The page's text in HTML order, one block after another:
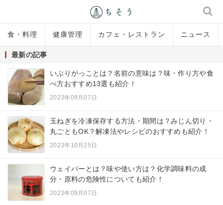
食・料理 健康管理 カフェ・レストラン ニュース
最新の記事
いぶりがっことは？名前の意味は？味・作り方や食
べ方おすすめ13選も紹介！
2023年09月07日
玉ねぎを冷凍保存する方法・期間は？みじん切り・
丸ごともOK？解凍法やレシピのおすすめも紹介！
2023年10月25日
ウェイパーとは？味や使い方は？化学調味料の成
分・原料の危険性についても紹介！
2023年09月07日